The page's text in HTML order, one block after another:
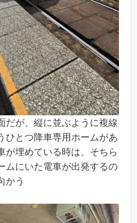
だが、縦に並ぶように複線
ひとつ降車専用ホームがあ
が埋めている時は、そちら
ムにいた電車が出発するの
かう